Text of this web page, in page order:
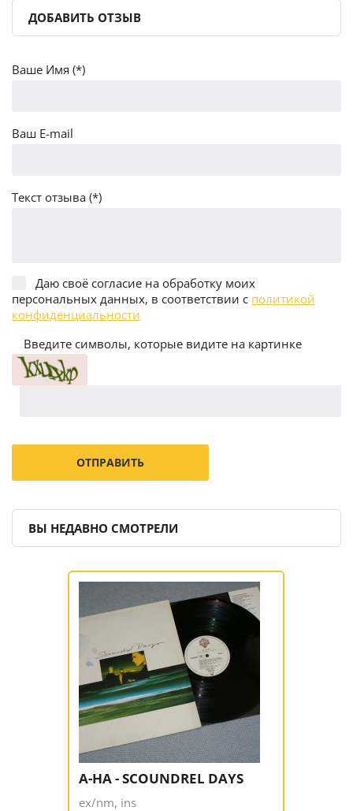
ДОБАВИТЬ ОТЗЫВ
Ваше Имя (*)
Ваш E-mail
Текст отзыва (*)
Даю своё согласие на обработку моих
персональных данных, в соответствии с политикой
конфиденциальности
Введите символы, которые видите на картинке
ВЫ НЕДАВНО СМОТРЕЛИ
A-HA - SCOUNDREL DAYS
ex/nm, ins